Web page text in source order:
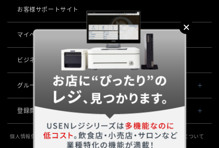
事業所一覧
店舗DX
数字で見るUSEN
サスティナビリティ
採用情報
USENセルフレジ
USENレジTAB BEAUTY
USENレジTAB STORE
USENレジTAB HEALTHCARE
勤怠管理「USEN スタッフシフト」
オーダーシステム
USEN Ticket & Pay
USEN ハンディ
USEN Mobile Order
USEN Tablet Order
USEN Order & Pay
USEN My Menu Premium
キャッシュレス決済
USEN PAY
USEN PAY+
USEN PAY ENTRY
USEN PAY QR
ロボティクス
KettyBot Pro（配膳）
PuduBot2（配膳）
BellaBot Pro（配膳）
PUDU T300（運搬）
集客・予約
USEN SMART RESERVE
ヒトサラ
SAVOR JAPAN
USEN MUSIC
USEN MUSIC Entertainment
通信
USEN AIR UNLIMITED
お客様サポートサイト
マイページ （USEN MEMBERS）
ビジネスパートナー企業募集
グループ会社
USEN & U-NEXT GROUP
株式会社 U-NEXT HOLDINGS
登録商標
登録第７０２６４７０号
登録第７０２６８８０号
個人情報保護方針 個人情報の取り扱いについて
特定個人情報の取扱いについて